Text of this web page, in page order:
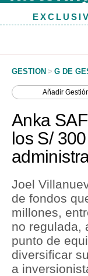
Infografías
GESTION > G DE
Añadir
Anka
los S/
Joel
de fondos
millones,
no regulada,
punto de
diversificar
a